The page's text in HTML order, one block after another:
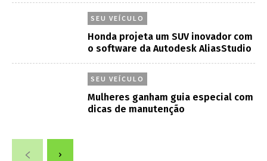
SEU VEÍCULO
Honda projeta um SUV inovador com
o software da Autodesk AliasStudio
SEU VEÍCULO
Mulheres ganham guia especial com
dicas de manutenção